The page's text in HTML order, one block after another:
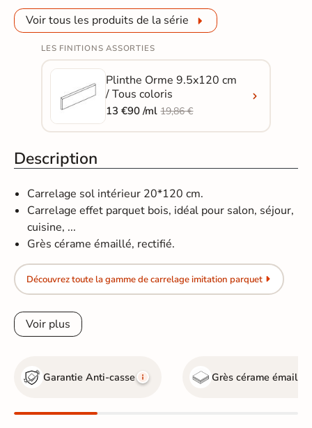
Voir tous les produits de la série
LES FINITIONS ASSORTIES
Plinthe Orme 9.5x120 cm
/ Tous coloris
13 €90 /ml19,86 €
Description
Carrelage sol intérieur 20*120 cm.
Carrelage effet parquet bois, idéal pour salon, séjour,
cuisine, ...
Grès cérame émaillé, rectifié.
Découvrez toute la gamme de carrelage imitation parquet
Voir plus
Garantie Anti-casse Grès cérame émaillé